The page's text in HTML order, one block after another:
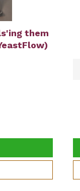
them